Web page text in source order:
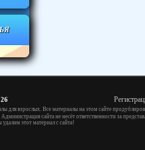
для взрослых. Все материалы на этом сайте
сайта не несёт ответственности за
этот материал с сайта!